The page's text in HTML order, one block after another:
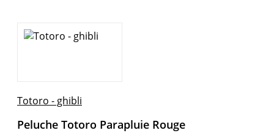
Totoro - ghibli
Peluche Totoro Parapluie Rouge